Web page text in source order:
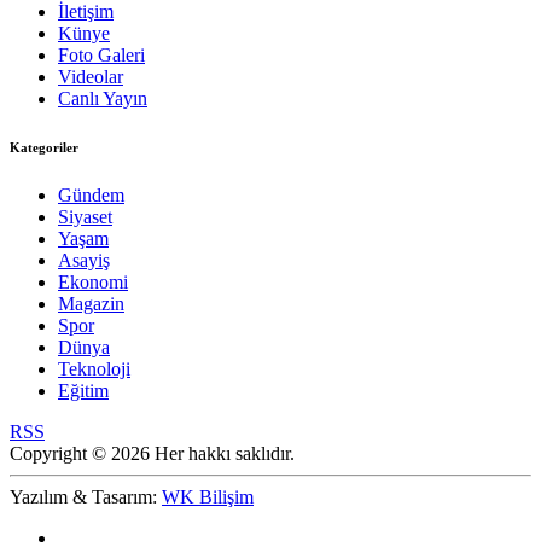
İletişim
Künye
Foto Galeri
Videolar
Canlı Yayın
Kategoriler
Gündem
Siyaset
Yaşam
Asayiş
Ekonomi
Magazin
Spor
Dünya
Teknoloji
Eğitim
RSS
Copyright © 2026 Her hakkı saklıdır.
Yazılım & Tasarım: WK Bilişim